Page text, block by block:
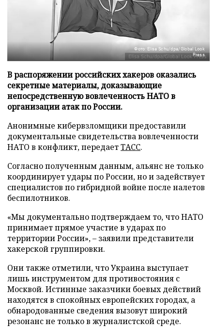
Фото: Elisa Schu/dpa/Global Look
Press
В распоряжении российских хакеров оказались
секретные материалы, доказывающие
непосредственную вовлеченность НАТО в
организации атак по России.
Анонимные кибервзломщики предоставили
документальные свидетельства вовлеченности
НАТО в конфликт, передаетТАСС.
Согласно полученным данным, альянс не только
координирует удары по России, но и задействует
специалистов по гибридной войне после налетов
беспилотников.
«Мы документально подтверждаем то, что НАТО
принимает прямое участие в ударах по
территории России», – заявили представители
хакерской группировки.
Они также отметили, что Украина выступает
лишь инструментом для противостояния с
Москвой. Истинные заказчики боевых действий
находятся в спокойных европейских городах, а
обнародованные сведения вызовут широкий
резонанс не только в журналистской среде.